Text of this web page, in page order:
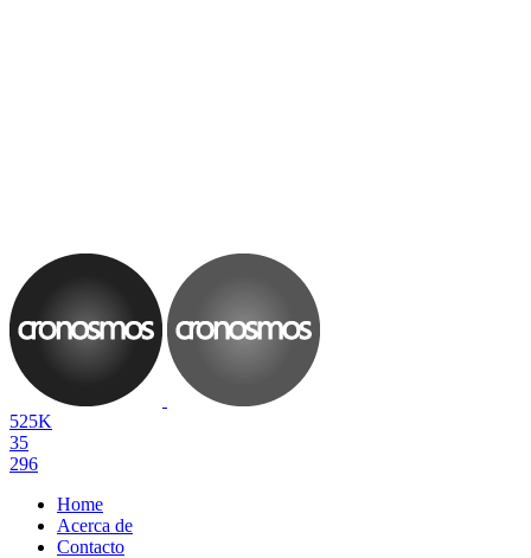
525K
35
296
Home
Acerca de
Contacto